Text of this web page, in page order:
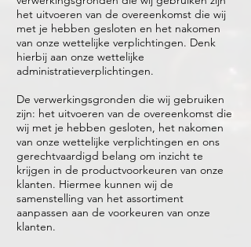
het uitvoeren van de overeenkomst die wij
met je hebben gesloten en het nakomen
van onze wettelijke verplichtingen. Denk
hierbij aan onze wettelijke
administratieverplichtingen.
De verwerkingsgronden die wij gebruiken
zijn: het uitvoeren van de overeenkomst die
wij met je hebben gesloten, het nakomen
van onze wettelijke verplichtingen en ons
gerechtvaardigd belang om inzicht te
krijgen in de productvoorkeuren van onze
klanten. Hiermee kunnen wij de
samenstelling van het assortiment
aanpassen aan de voorkeuren van onze
klanten.